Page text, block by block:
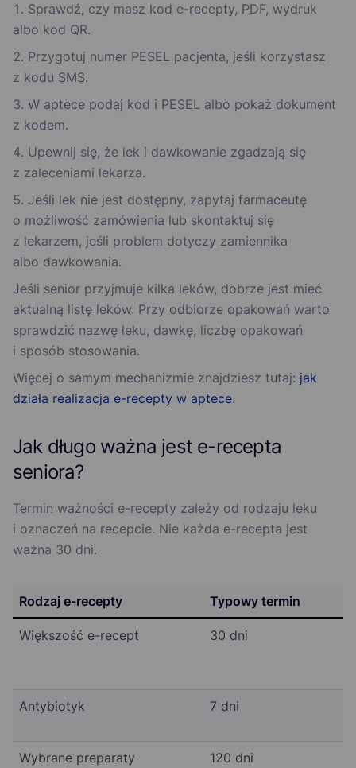
Sprawdź, czy masz kod e-recepty, PDF, wydruk
albo kod QR.
Przygotuj numer PESEL pacjenta, jeśli korzystasz
z kodu SMS.
W aptece podaj kod i PESEL albo pokaż dokument
z kodem.
Upewnij się, że lek i dawkowanie zgadzają się
z zaleceniami lekarza.
Jeśli lek nie jest dostępny, zapytaj farmaceutę
o możliwość zamówienia lub skontaktuj się
z lekarzem, jeśli problem dotyczy zamiennika
albo dawkowania.
Jeśli senior przyjmuje kilka leków, dobrze jest mieć
aktualną listę leków. Przy odbiorze opakowań warto
sprawdzić nazwę leku, dawkę, liczbę opakowań
i sposób stosowania.
Więcej o samym mechanizmie znajdziesz tutaj: jak
działa realizacja e-recepty w aptece.
Jak długo ważna jest e-recepta
seniora?
Termin ważności e-recepty zależy od rodzaju leku
i oznaczeń na recepcie. Nie każda e-recepta jest
ważna 30 dni.
Rodzaj e-recepty Typowy termin
Większość e-recept 30 dni
Antybiotyk 7 dni
Wybrane preparaty
120 dni